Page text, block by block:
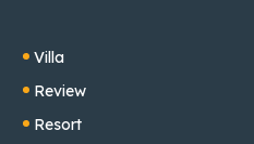
Villa
Review
Resort